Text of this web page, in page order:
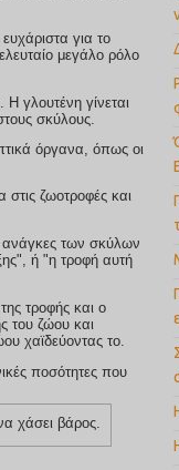
για το
μεγάλο ρόλο
γλουτένη γίνεται
σκύλους.
όργανα, όπως οι
ζωοτροφές και
ανάγκες των σκύλων
τροφής και ο
χαϊδεύοντας το.
χάσει βάρος.